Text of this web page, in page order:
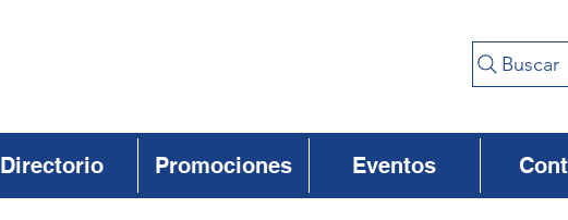
Buscar
Directorio Promociones Eventos